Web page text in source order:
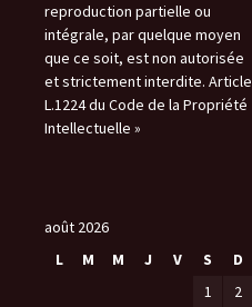
reproduction partielle ou
intégrale, par quelque moyen
que ce soit, est non autorisée
et strictement interdite. Article
L.1224 du Code de la Propriété
Intellectuelle »
août 2026
L
M M J V S
D
1
2